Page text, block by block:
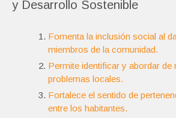
y Desarrollo Sostenible
Fomenta la inclusión social al
miembros de la comunidad.
Permite identificar y abordar de
problemas locales.
Fortalece el sentido de
entre los habitantes.